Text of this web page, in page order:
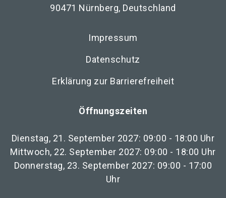
90471 Nürnberg, Deutschland
Impressum
Datenschutz
Erklärung zur Barrierefreiheit
Öffnungszeiten
Dienstag, 21. September 2027: 09:00 - 18:00 Uhr
Mittwoch, 22. September 2027: 09:00 - 18:00 Uhr
Donnerstag, 23. September 2027: 09:00 - 17:00
Uhr